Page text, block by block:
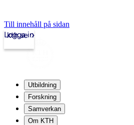
Till innehåll på sidan
kth.se
Logga in
Utbildning
Forskning
Samverkan
Om KTH